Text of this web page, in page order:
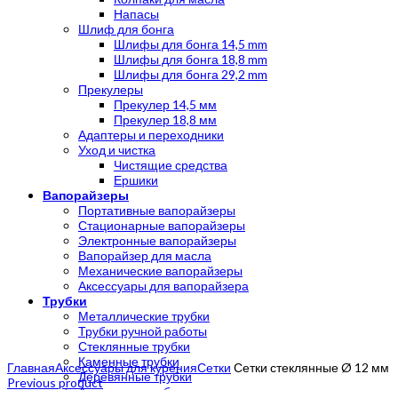
Напасы
Шлиф для бонга
Шлифы для бонга 14,5 mm
Шлифы для бонга 18,8 mm
Шлифы для бонга 29,2 mm
Прекулеры
Прекулер 14,5 мм
Прекулер 18,8 мм
Адаптеры и переходники
Уход и чистка
Чистящие средства
Ершики
Вапорайзеры
Портативные вапорайзеры
Стационарные вапорайзеры
Электронные вапорайзеры
Вапорайзер для масла
Механические вапорайзеры
Аксессуары для вапорайзера
Трубки
Металлические трубки
Трубки ручной работы
Стеклянные трубки
Каменные трубки
Деревянные трубки
Акриловые трубки
Click to enlarge
ГлавнаяАксессуары для куренияСетки Сетки стеклянные Ø 12 мм
Previous product